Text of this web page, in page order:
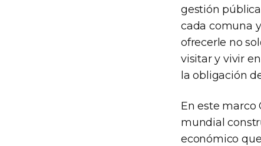
gestión
cada comuna
ofrecerle no
visitar y vivir
la obligación
En este marco
mundial
económico